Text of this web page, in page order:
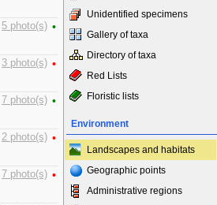
5 photo(s) •
3 photo(s) •
7 photo(s) •
2 photo(s) •
7 photo(s) •
Unidentified specimens
Gallery of taxa
Directory of taxa
Red Lists
Floristic lists
Environment
Landscapes and habitats
Geographic points
Administrative regions